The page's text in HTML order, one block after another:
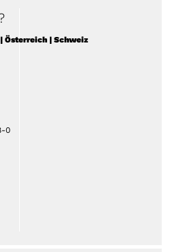
Österreich | Schweiz
0